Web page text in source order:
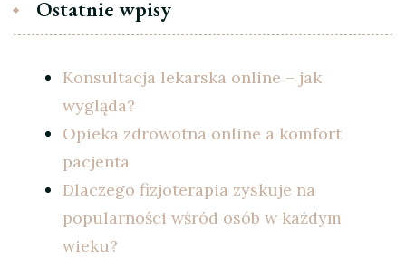
Ostatnie wpisy
Konsultacja lekarska online – jak
wygląda?
Opieka zdrowotna online a komfort
pacjenta
Dlaczego fizjoterapia zyskuje na
popularności wśród osób w każdym
wieku?